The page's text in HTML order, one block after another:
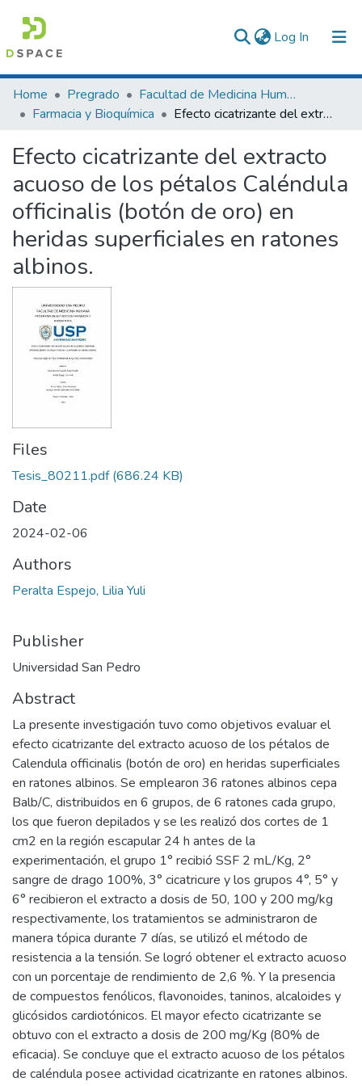
Log In (current)
Communities & Collections
All of DSpace
Statistics
Home Pregrado
Facultad de Medicina Humana
Farmacia y Bioquímica
Efecto cicatrizante del extracto acuoso de los pétalos Caléndula officinalis (botón de oro) en heridas superficiales en ratones albinos.
Efecto cicatrizante del extracto
acuoso de los pétalos Caléndula
officinalis (botón de oro) en
heridas superficiales en ratones
albinos.
Files
Tesis_80211.pdf(686.24 KB)
Date
2024-02-06
Authors
Peralta Espejo, Lilia Yuli
Publisher
Universidad San Pedro
Abstract
La presente investigación tuvo como objetivos evaluar el
efecto cicatrizante del extracto acuoso de los pétalos de
Calendula officinalis (botón de oro) en heridas superficiales
en ratones albinos. Se emplearon 36 ratones albinos cepa
Balb/C, distribuidos en 6 grupos, de 6 ratones cada grupo,
los que fueron depilados y se les realizó dos cortes de 1
cm2 en la región escapular 24 h antes de la
experimentación, el grupo 1° recibió SSF 2 mL/Kg, 2°
sangre de drago 100%, 3° cicatricure y los grupos 4°, 5° y
6° recibieron el extracto a dosis de 50, 100 y 200 mg/kg
respectivamente, los tratamientos se administraron de
manera tópica durante 7 días, se utilizó el método de
resistencia a la tensión. Se logró obtener el extracto acuoso
con un porcentaje de rendimiento de 2,6 %. Y la presencia
de compuestos fenólicos, flavonoides, taninos, alcaloides y
glicósidos cardiotónicos. El mayor efecto cicatrizante se
obtuvo con el extracto a dosis de 200 mg/Kg (80% de
eficacia). Se concluye que el extracto acuoso de los pétalos
de caléndula posee actividad cicatrizante en ratones albinos.